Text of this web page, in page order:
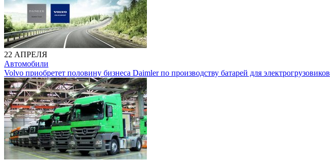
22 АПРЕЛЯ
Автомобили
Volvo приобретет половину бизнеса Daimler по производству батарей для электрогрузовиков